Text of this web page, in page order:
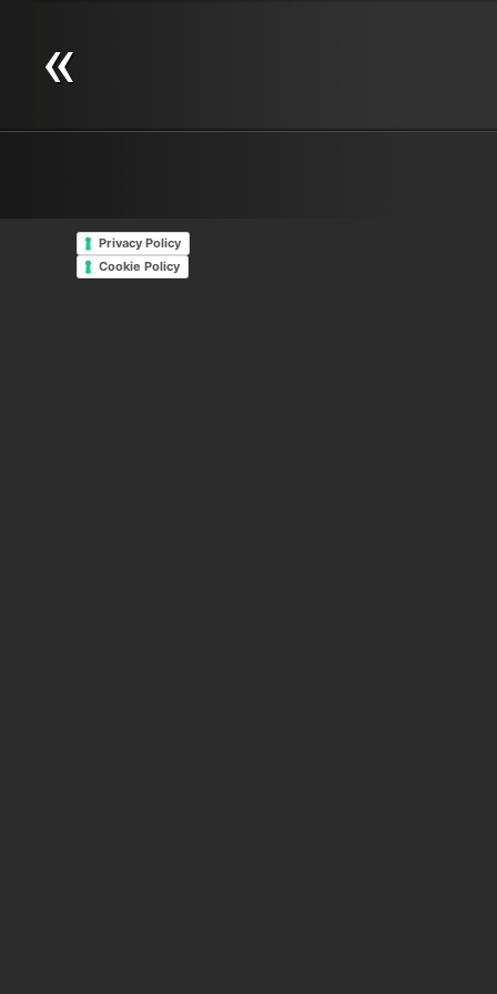
21 settembre al 6 di ottobre:
pronti a partire? Troppo grandi
Privacy Policy
Cookie Policy